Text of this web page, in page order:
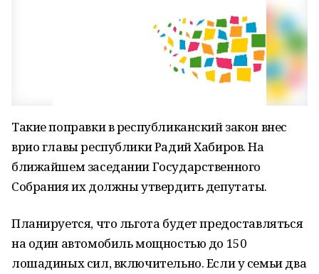
Такие поправки в республиканский закон внес
врио главы республики Радий Хабиров. На
ближайшем заседании Государственного
Собрания их должны утвердить депутаты.
Планируется, что льгота будет предоставляться
на один автомобиль мощностью до 150
лошадиных сил, включительно. Если у семьи два